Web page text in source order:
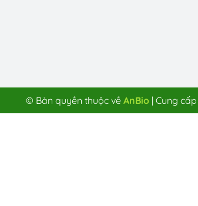
© Bản quyền thuộc về AnBio | Cung